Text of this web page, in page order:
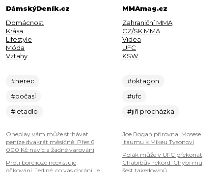
DámskýDeník.cz
Domácnost
Krása
Lifestyle
Móda
Vztahy
#herec
#počasí
#letadlo
Oneplay vám může strhávat
peníze dvakrát měsíčně. Přes 6
000 Kč navíc a žádné varování
Proti borelióze neexistuje
očkování. Jediné, co vás chrání, je
MMAmag.cz
Zahraniční MMA
CZ/SK MMA
Videa
UFC
KSW
#oktagon
#ufc
#jiří procházka
Joe Rogan přirovnal Mosese
Itaumu k Mikeu Tysonovi
Polák může v UFC překonat
Chabibův rekord. Chybí mu
šest takedownů